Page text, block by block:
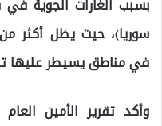
بسبب الغارات الجوية
في مناطق يسيطر عليها
وأكد تقرير الأمين